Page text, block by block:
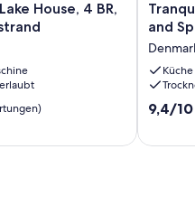
House, 4 BR,
Tranquil
Retreat
with
Private
Beach
and
and
Küche
9.4
9,4/10